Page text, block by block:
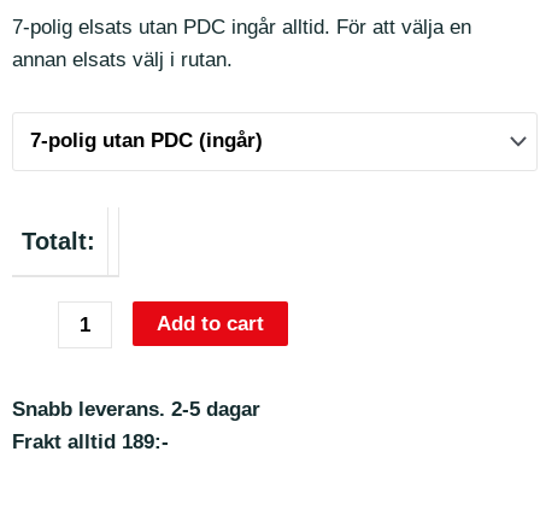
7-polig elsats utan PDC ingår alltid. För att välja en
annan elsats välj i rutan.
Totalt:
Add to cart
Snabb leverans. 2-5 dagar
Frakt alltid 189:-